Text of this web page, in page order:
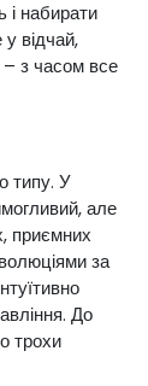
і набирати
відчай,
з часом все
типу. У
але
приємних
за
До
трохи